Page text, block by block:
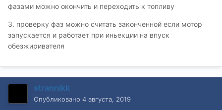
фазами можно окончить и переходить к топливу
3. проверку фаз можно считать законченной если мотор
запускается и работает при иньекции на впуск
обезжиривателя
strannikk
Опубликовано 4 августа, 2019